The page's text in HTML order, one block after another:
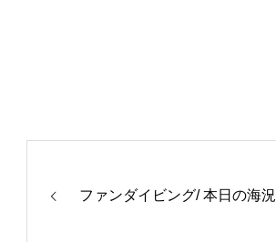
ファンダイビング/ 本日の海況